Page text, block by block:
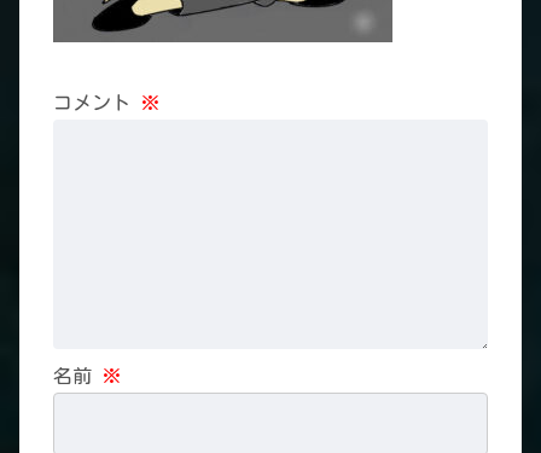
コメント ※
名前 ※